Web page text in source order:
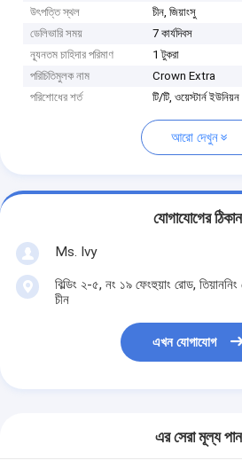
উৎপত্তি স্থল
চীন, জিয়াংসু
ডেলিভারি সময়
7 কার্যদিবস
ন্যূনতম চাহিদার পরিমাণ
1 টুকরা
পরিচিতিমুলক নাম
Crown Extra
পরিশোধের শর্ত
টি/টি, ওয়েস্টার্ন ইউনিয়ন
আরো দেখুন
যোগাযোগের
Ms. Ivy
বিল্ডিং ২-৫, নং ১৯ ফেংহুয়াং রোড,
চীন
এখন যোগাযোগ
এর সেরা মূল্য পান